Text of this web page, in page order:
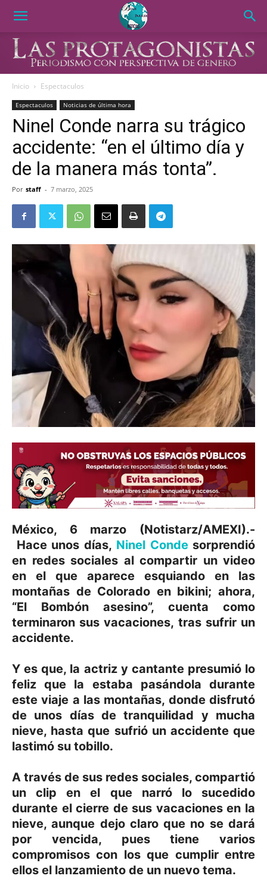
Inicio Espectaculos
Espectaculos Noticias de última hora
Ninel Conde narra su trágico
accidente: “en el último día y
de la manera más tonta”.
Por staff - 7 marzo, 2025
México, 6 marzo (Notistarz/AMEXI).-
Hace unos días, Ninel Conde sorprendió
en redes sociales al compartir un video
en el que aparece esquiando en las
montañas de Colorado en bikini; ahora,
“El Bombón asesino”, cuenta como
terminaron sus vacaciones, tras sufrir un
accidente.
Y es que, la actriz y cantante presumió lo
feliz que la estaba pasándola durante
este viaje a las montañas, donde disfrutó
de unos días de tranquilidad y mucha
nieve, hasta que sufrió un accidente que
lastimó su tobillo.
A través de sus redes sociales, compartió
un clip en el que narró lo sucedido
durante el cierre de sus vacaciones en la
nieve, aunque dejo claro que no se dará
por vencida, pues tiene varios
compromisos con los que cumplir entre
ellos el lanzamiento de un nuevo tema.